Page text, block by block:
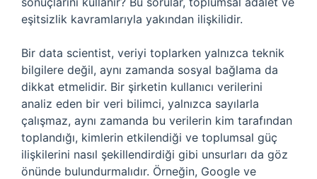
eşitsizlik kavramlarıyla yakından ilişkilidir.
Bir data scientist, veriyi toplarken yalnızca teknik
bilgilere değil, aynı zamanda sosyal bağlama da
dikkat etmelidir. Bir şirketin kullanıcı verilerini
analiz eden bir veri bilimci, yalnızca sayılarla
çalışmaz, aynı zamanda bu verilerin kim tarafından
toplandığı, kimlerin etkilendiği ve toplumsal güç
ilişkilerini nasıl şekillendirdiği gibi unsurları da göz
önünde bulundurmalıdır. Örneğin, Google ve